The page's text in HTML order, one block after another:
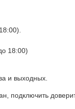
18:00)
и выходных.
подключить